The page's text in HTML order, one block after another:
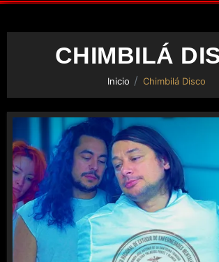
CHIMBILÁ
Inicio Chimbilá Disco